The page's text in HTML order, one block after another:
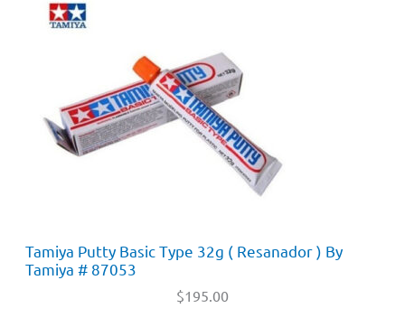
Tamiya Putty Basic Type 32g ( Resanador ) By
Tamiya # 87053
$195.00